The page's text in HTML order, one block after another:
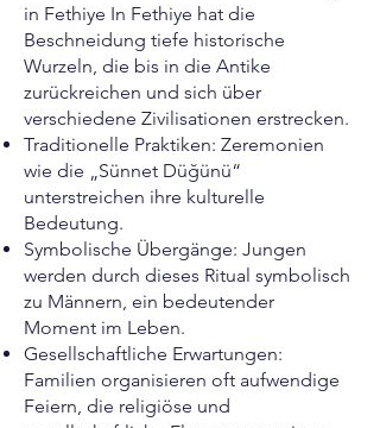
in Fethiye In Fethiye hat die
Beschneidung tiefe historische
Wurzeln, die bis in die Antike
zurückreichen und sich über
verschiedene Zivilisationen erstrecken.
Traditionelle Praktiken: Zeremonien
wie die „Sünnet Düğünü“
unterstreichen ihre kulturelle
Bedeutung.
Symbolische Übergänge: Jungen
werden durch dieses Ritual symbolisch
zu Männern, ein bedeutender
Moment im Leben.
Gesellschaftliche Erwartungen:
Familien organisieren oft aufwendige
Feiern, die religiöse und